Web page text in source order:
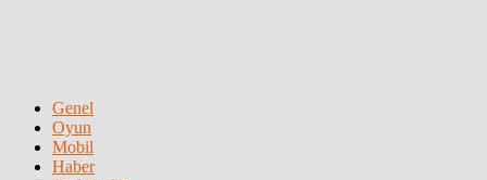
Genel
Oyun
Mobil
Haber